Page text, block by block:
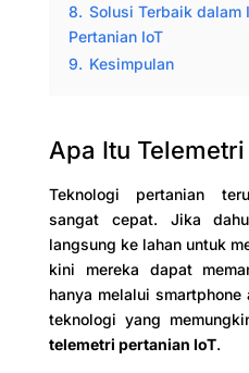
8. Solusi Terbaik dalam
Pertanian IoT
9. Kesimpulan
Apa Itu
Teknologi pertanian
sangat cepat. Jika
langsung ke lahan untuk
kini mereka dapat
hanya melalui
teknologi yang
telemetri pertanian IoT.